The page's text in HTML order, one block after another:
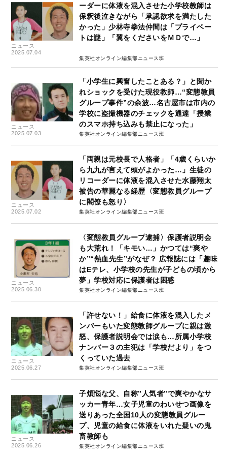
ニュース
2025.07.04
ーダーに体液を混入させた小学校教師は
保釈後泣きながら「承認欲求を満たした
かった」少林寺拳法仲間は「プライベー
トは謎」「翼をくださいをＭＤで…」
集英社オンライン編集部ニュース班
ニュース
2025.07.03
「小学生に興奮したことある？」と聞か
れショックを受けた現役教師…“変態教員
グループ事件”の余波…名古屋市は市内の
学校に盗撮機器のチェックを通達「授業
のスマホ持ち込みも禁止になった」
集英社オンライン編集部ニュース班
ニュース
2025.07.02
「両親は元校長で人格者」「4歳くらいか
ら九九が言えて頭がよかった…」生徒の
リコーダーに体液を混入させた水藤翔太
被告の華麗なる経歴〈変態教員グループ
に閣僚も怒り〉
集英社オンライン編集部ニュース班
ニュース
2025.06.30
〈変態教員グループ逮捕〉保護者説明会
も大荒れ！「キモい…」かつては“爽や
か”“熱血先生”がなぜ？ 広報誌には「趣味
はEテレ、小学校の先生が子どもの頃から
夢」学校対応に保護者は困惑
集英社オンライン編集部ニュース班
ニュース
2025.06.27
「許せない！」給食に体液を混入したメ
ンバーもいた変態教師グループに親は激
怒、保護者説明会では涙も…所属小学校
ナンバー３の主犯は「学校だより」をつ
くっていた過去
集英社オンライン編集部ニュース班
ニュース
2025.06.26
子煩悩な父、自称”人気者”で爽やかなサ
ッカー青年…女子児童のわいせつ画像を
送りあった全国10人の変態教員グルー
プ、児童の給食に体液をいれた疑いの鬼
畜教師も
集英社オンライン編集部ニュース班